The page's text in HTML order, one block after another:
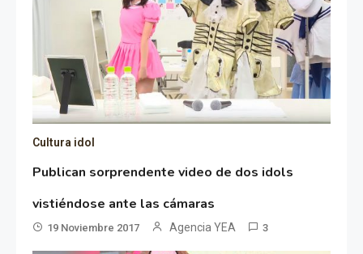
Cultura idol
Publican sorprendente video de dos idols
vistiéndose ante las cámaras
19 Noviembre 2017 Agencia YEA 3